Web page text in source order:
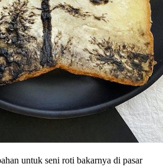
untuk seni roti bakarnya di pasar